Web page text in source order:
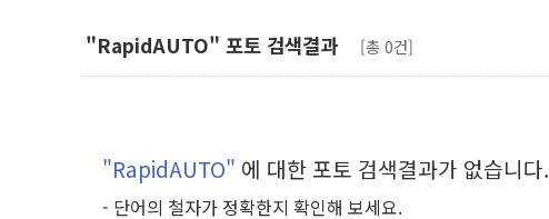
"RapidAUTO" 포토 검색결과 [총 0건]
"RapidAUTO" 에 대한 포토 검색결과가 없습니다.
- 단어의 철자가 정확한지 확인해 보세요.